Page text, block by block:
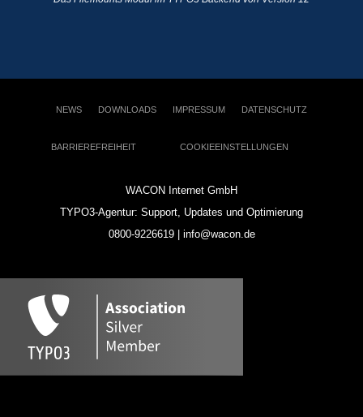
NEWS DOWNLOADS IMPRESSUM DATENSCHUTZ
BARRIEREFREIHEIT COOKIEEINSTELLUNGEN
WACON Internet GmbH
TYPO3-Agentur: Support, Updates und Optimierung
0800-9226619 | info@wacon.de